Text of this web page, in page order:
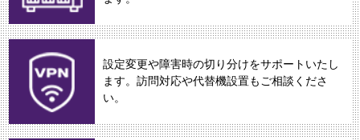
設定変更や障害時の切り分けをサポートいたし
ます。訪問対応や代替機設置もご相談くださ
い。